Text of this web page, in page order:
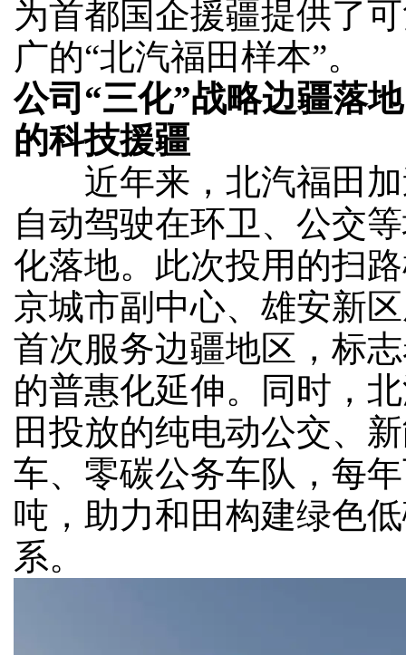
为首都国企援疆提供了
广的“北汽福田样本”。
公司“三化”战略边疆落
的科技援疆
近年来，北汽福田加
自动驾驶在环卫、公交
化落地。此次投用的扫
京城市副中心、雄安新
首次服务边疆地区，标
的普惠化延伸。同时，
田投放的纯电动公交、
车、零碳公务车队，每
吨，助力和田构建绿色
系。